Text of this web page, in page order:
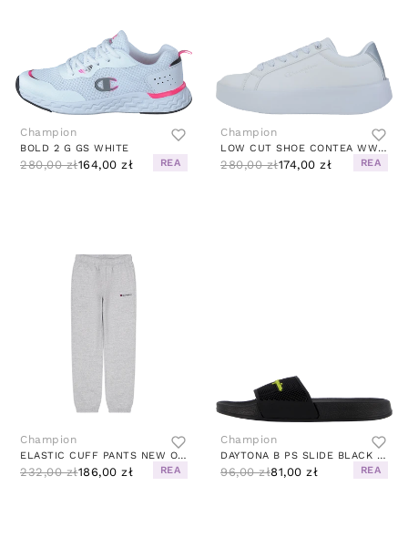
Champion
BOLD 2 G GS WHITE
280,00 zł164,00 zł REA
Champion
LOW CUT SHOE CONTEA WW007
280,00 zł174,00 zł REA
Champion
ELASTIC CUFF PANTS NEW OXFORD GREY MELANGE
232,00 zł186,00 zł REA
Champion
DAYTONA B PS SLIDE BLACK BEAUTY
96,00 zł81,00 zł REA